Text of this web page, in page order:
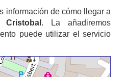
información de cómo llegar a
. La añadiremos
puede utilizar el servicio